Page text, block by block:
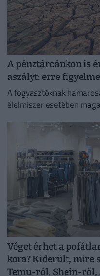
A pénztárcánkon is
aszályt: erre
A fogyasztóknak
élelmiszer esetében
Véget érhet a
kora? Kiderült, mire
Temu-ról, Shein-